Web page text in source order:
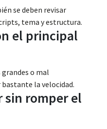
se deben revisar
tema y estructura.
el principal
o mal
la velocidad.
sin romper el